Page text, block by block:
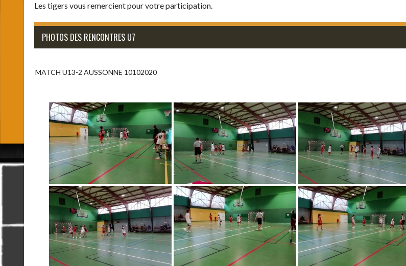
Les tigers vous remercient pour votre participation.
PHOTOS DES RENCONTRES U7
MATCH U13-2 AUSSONNE 10102020